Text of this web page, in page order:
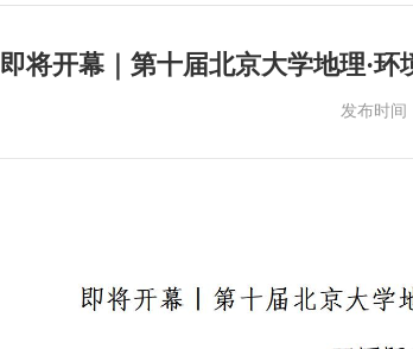
即将开幕｜第十届北京大学地理·
发布时间